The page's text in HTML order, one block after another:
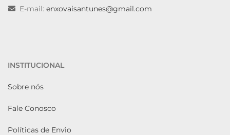
E-mail: enxovaisantunes@gmail.com
INSTITUCIONAL
Sobre nós
Fale Conosco
Políticas de Envio